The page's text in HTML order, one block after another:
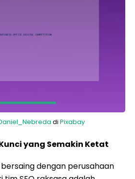
di Pixabay
yang Semakin Ketat
bersaing dengan perusahaan